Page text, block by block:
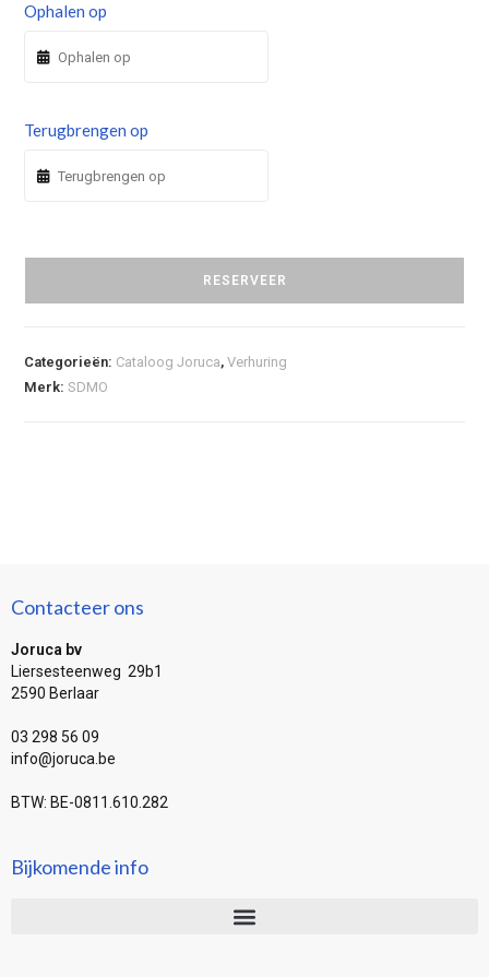
Ophalen op
Terugbrengen op
RESERVEER
Categorieën: Cataloog Joruca,Verhuring
Merk:SDMO
Contacteer ons
Joruca bv
Liersesteenweg 29b1
2590 Berlaar
03 298 56 09
info@joruca.be
BTW: BE-0811.610.282
Bijkomende info